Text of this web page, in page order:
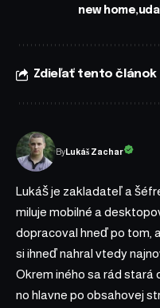
new home
Zdieľať tento článok
ByLukáš Zachar
Lukáš je zakladateľ a
miluje mobilné a
dopracoval hneď po tom,
si ihneď nahral vtedy
Okrem iného sa rád stará
no hlavne po obsahovej